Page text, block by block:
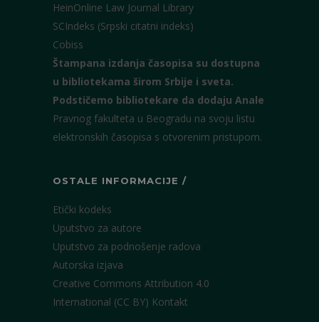
HeinOnline Law Journal Library
SCIndeks (Srpski citatni indeks)
Cobiss
Štampana izdanja časopisa su dostupna
u bibliotekama širom Srbije i sveta.
Podstičemo bibliotekare da dodaju Anale
Pravnog fakulteta u Beogradu na svoju listu
elektronskih časopisa s otvorenim pristupom.
OSTALE INFORMACIJE /
Etički kodeks
Uputstvo za autore
Uputstvo za podnošenje radova
Autorska izjava
Creative Commons Attribution 4.0
International (CC BY) Kontakt